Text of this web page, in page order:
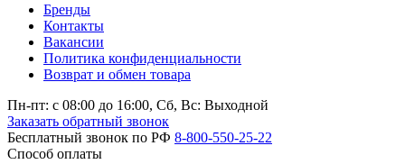
Бренды
Контакты
Вакансии
Политика конфиденциальности
Возврат и обмен товара
Пн-пт: c 08:00 до 16:00, Сб, Вс: Выходной
Заказать обратный звонок
Бесплатный звонок по РФ 8-800-550-25-22
Способ оплаты